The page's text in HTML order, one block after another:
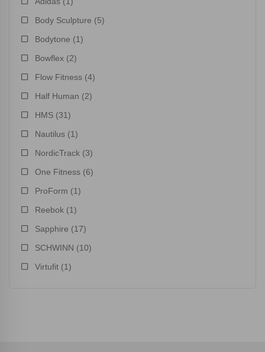
Body Sculpture (5)
Bodytone (1)
Bowflex (2)
Flow Fitness (4)
Half Human (2)
HMS (31)
Nautilus (1)
NordicTrack (3)
One Fitness (6)
ProForm (1)
Reebok (1)
Sapphire (17)
SCHWINN (10)
Virtufit (1)